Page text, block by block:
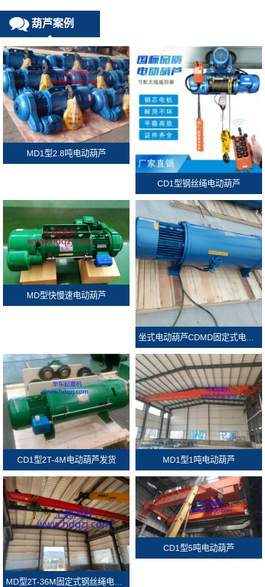
葫芦案例
MD1型2.8吨电动葫芦
CD1型钢丝绳电动葫芦
MD型快慢速电动葫芦
坐式电动葫芦CDMD固定式电动葫芦
CD1型2T-4M电动葫芦发货 MD1型1吨电动葫芦
CD1型5吨电动葫芦